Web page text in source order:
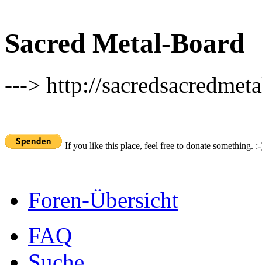
Sacred Metal-Board
---> http://
If you like this place, feel free to donate something.
Foren-Übersicht
FAQ